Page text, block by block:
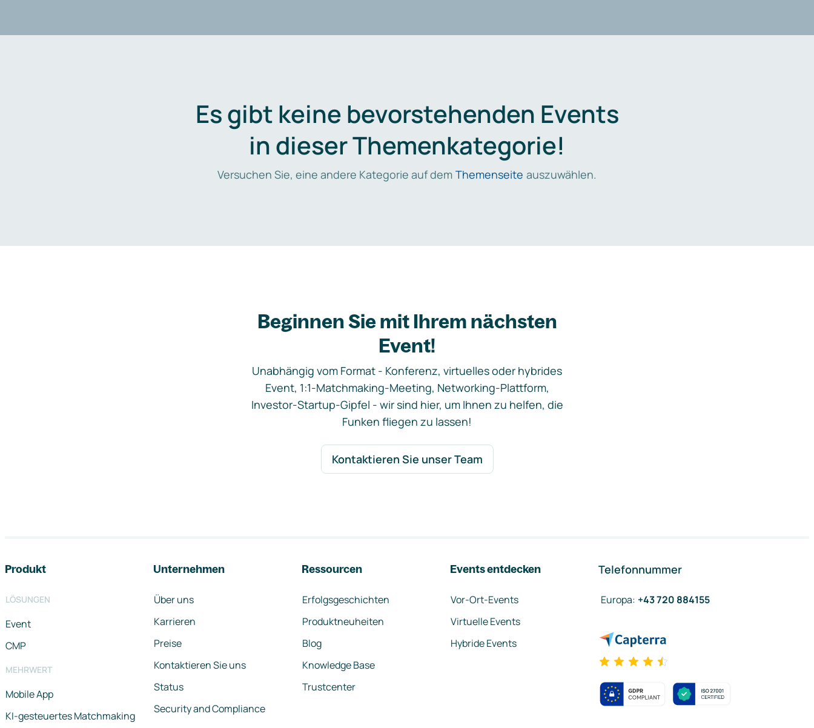
Es gibt keine bevorstehenden Events
in dieser Themenkategorie!
Versuchen Sie, eine andere Kategorie auf dem Themenseite auszuwählen.
Beginnen Sie mit Ihrem nächsten
Event!
Unabhängig vom Format - Konferenz, virtuelles oder hybrides
Event, 1:1-Matchmaking-Meeting, Networking-Plattform,
Investor-Startup-Gipfel - wir sind hier, um Ihnen zu helfen, die
Funken fliegen zu lassen!
Kontaktieren Sie unser Team
Produkt
LÖSUNGEN
Event
CMP
MEHRWERT
Mobile App
KI-gesteuertes Matchmaking
Unternehmen
Über uns
Karrieren
Preise
Kontaktieren Sie uns
Status
Security and Compliance
Ressourcen
Erfolgsgeschichten
Produktneuheiten
Blog
Knowledge Base
Trustcenter
Events entdecken
Vor-Ort-Events
Virtuelle Events
Hybride Events
Telefonnummer
Europa: +43 720 884155